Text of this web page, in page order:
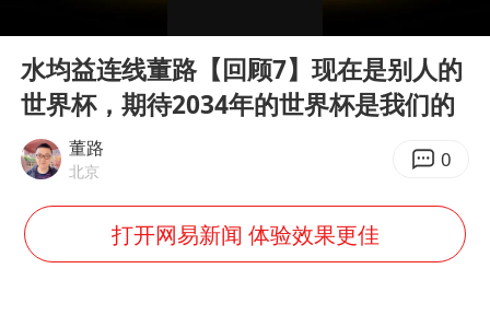
《龙餐馆》 冲奖
笔试第一被劝弃考涉事副校长被撤职
以军士兵把枪口对准中国记者
Play
水均益连线董路【回顾7】现在是别人的
世界杯，期待2034年的世界杯是我们的
董路
北京 0
打开网易新闻 体验效果更佳